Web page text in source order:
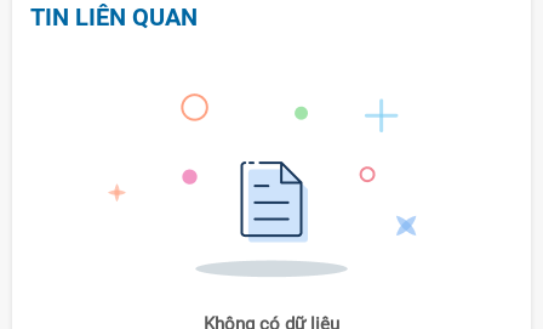
TIN LIÊN QUAN
Không có dữ liệu